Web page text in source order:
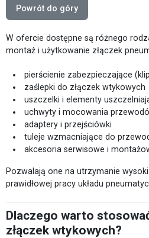
Powrót do góry
W ofercie dostępne są różnego
montaż i użytkowanie złączek
pierścienie zabezpieczające
zaślepki do złączek wtykowych
uszczelki i elementy
uchwyty i mocowania
adaptery i przejściówki
tuleje wzmacniające do
akcesoria serwisowe i
Pozwalają one na utrzymanie
prawidłowej pracy układu
Dlaczego warto
złączek wtykowych?